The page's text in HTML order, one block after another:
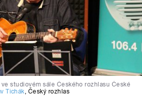
studiovém sále Českého rozhlasu České
Tichák, Český rozhlas